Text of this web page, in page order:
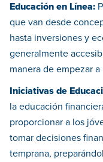
Educación en Línea:
que van desde
hasta inversiones y
generalmente
manera de empezar
Iniciativas de
la educación
proporcionar a los
tomar decisiones
temprana,